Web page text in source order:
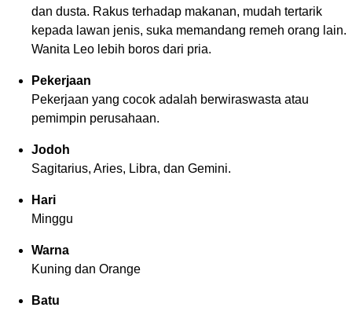
dan dusta. Rakus terhadap makanan, mudah tertarik
kepada lawan jenis, suka memandang remeh orang lain.
Wanita Leo lebih boros dari pria.
Pekerjaan
Pekerjaan yang cocok adalah berwiraswasta atau
pemimpin perusahaan.
Jodoh
Sagitarius, Aries, Libra, dan Gemini.
Hari
Minggu
Warna
Kuning dan Orange
Batu